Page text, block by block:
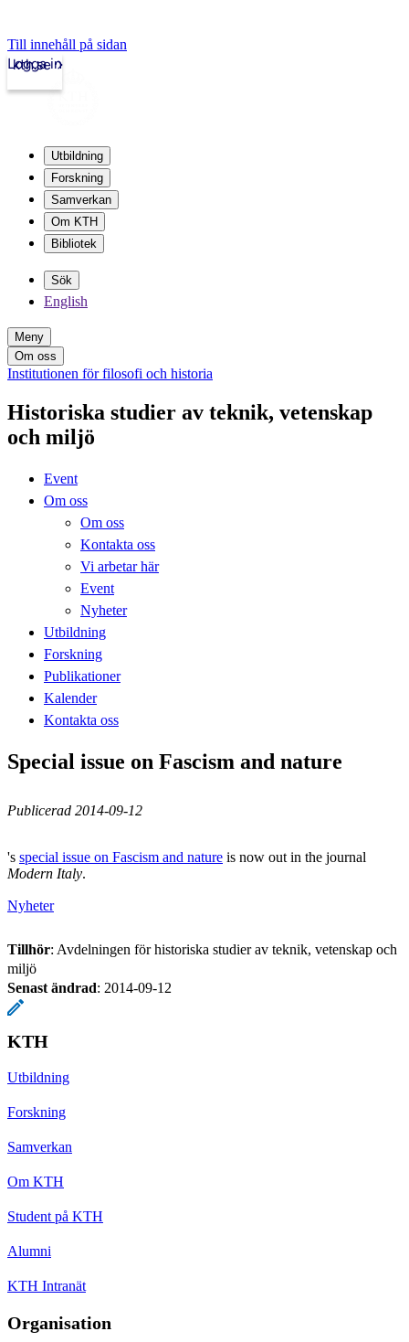
Till innehåll på sidan
kth.se
Logga in
Utbildning
Forskning
Samverkan
Om KTH
Bibliotek
Sök
English
Meny
Om oss
Institutionen för filosofi och historia
Historiska studier av teknik, vetenskap
och miljö
Event
Om oss
Om oss
Kontakta oss
Vi arbetar här
Event
Nyheter
Utbildning
Forskning
Publikationer
Kalender
Kontakta oss
Special issue on Fascism and nature
Publicerad 2014-09-12
's special issue on Fascism and nature is now out in the journal
Modern Italy.
Nyheter
Tillhör: Avdelningen för historiska studier av teknik, vetenskap och
miljö
Senast ändrad: 2014-09-12
KTH
Utbildning
Forskning
Samverkan
Om KTH
Student på KTH
Alumni
KTH Intranät
Organisation